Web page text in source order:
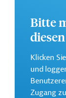
Bitte
Klicken
und
Zugang